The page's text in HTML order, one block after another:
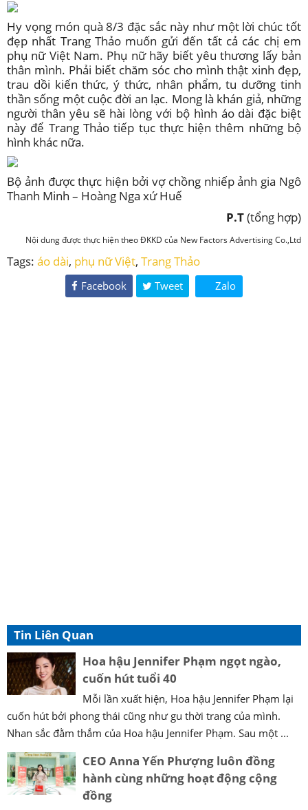
Hy vọng món quà 8/3 đặc sắc này như một lời chúc tốt
đẹp nhất Trang Thảo muốn gửi đến tất cả các chị em
phụ nữ Việt Nam. Phụ nữ hãy biết yêu thương lấy bản
thân mình. Phải biết chăm sóc cho mình thật xinh đẹp,
trau dồi kiến thức, ý thức, nhân phẩm, tu dưỡng tinh
thần sống một cuộc đời an lạc. Mong là khán giả, những
người thân yêu sẽ hài lòng với bộ hình áo dài đặc biệt
này để Trang Thảo tiếp tục thực hiện thêm những bộ
hình khác nữa.
Bộ ảnh được thực hiện bởi vợ chồng nhiếp ảnh gia Ngô
Thanh Minh – Hoàng Nga xứ Huế
P.T(tổng hợp)
Nội dung được thực hiện theo ĐKKD của New Factors Advertising Co.,Ltd
Tags: áo dài, phụ nữ Việt, Trang Thảo
Facebook Tweet Zalo
Tin Liên Quan
Hoa hậu Jennifer Phạm ngọt ngào,
cuốn hút tuổi 40
Mỗi lần xuất hiện, Hoa hậu Jennifer Phạm lại
cuốn hút bởi phong thái cũng như gu thời trang của mình.
Nhan sắc đằm thắm của Hoa hậu Jennifer Phạm. Sau một ...
CEO Anna Yến Phượng luôn đồng
hành cùng những hoạt động cộng
đồng